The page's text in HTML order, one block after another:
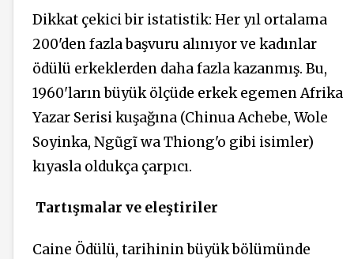
Dikkat çekici bir istatistik: Her yıl ortalama
200'den fazla başvuru alınıyor ve kadınlar
ödülü erkeklerden daha fazla kazanmış. Bu,
1960'ların büyük ölçüde erkek egemen Afrika
Yazar Serisi kuşağına (Chinua Achebe, Wole
Soyinka, Ngũgĩ wa Thiong'o gibi isimler)
kıyasla oldukça çarpıcı.
Tartışmalar ve eleştiriler
Caine Ödülü, tarihinin büyük bölümünde